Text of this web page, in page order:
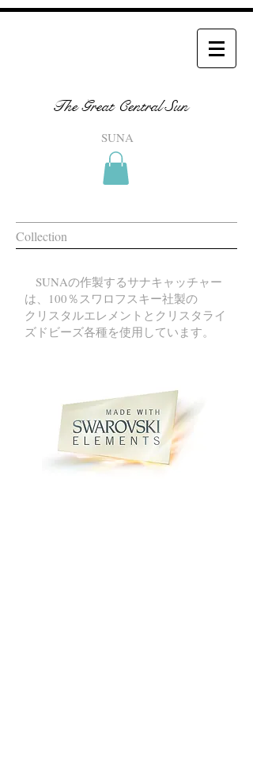
The Great Central Sun
SUNA
Collection
SUNAの作製するサナキャッチャー
は、100％スワロフスキー社製の
クリスタルエレメントと クリスタライ
ズドビーズ各種を使用しています。